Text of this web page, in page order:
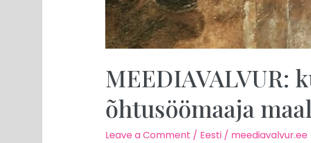
MEEDIAVALVUR:
õhtusöömaaja
Leave a Comment / Eesti/ meediavalvur.ee